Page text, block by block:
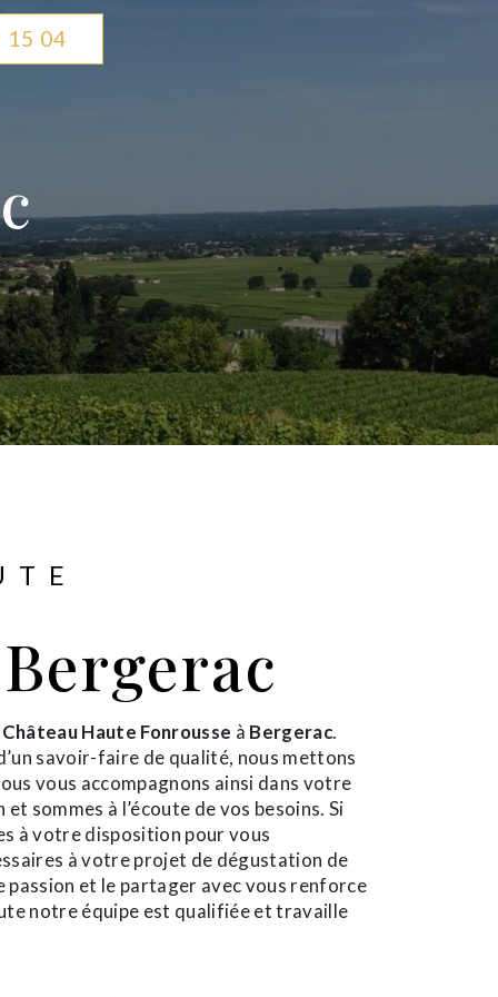
15 04
Château Haute Fonrousse à Bergerac.
savoir-faire de qualité, nous mettons
vous accompagnons ainsi dans votre
sommes à l’écoute de vos besoins. Si
à votre disposition pour vous
à votre projet de dégustation de
et le partager avec vous renforce
notre équipe est qualifiée et travaille